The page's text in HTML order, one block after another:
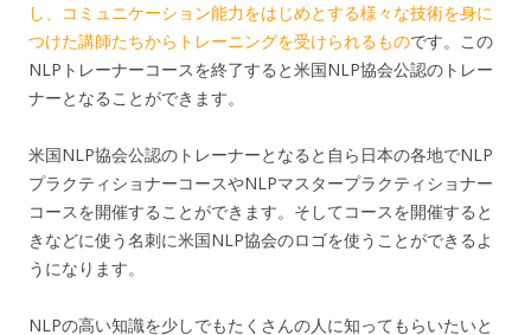
し、コミュニケーション能力をはじめとする様々な技術を身に
つけた講師たちからトレーニングを受けられるものです。この
NLPトレーナーコースを終了すると米国NLP協会公認のトレー
ナーとなることができます。
米国NLP協会公認のトレーナーとなると自ら日本の各地でNLP
プラクティショナーコースやNLPマスタープラクティショナー
コースを開催することができます。そしてコースを開催すると
きなどに使う名刺に米国NLP協会のロゴを使うことができるよ
うになります。
NLPの高い知識を少しでもたくさんの人に知ってもらいたいと